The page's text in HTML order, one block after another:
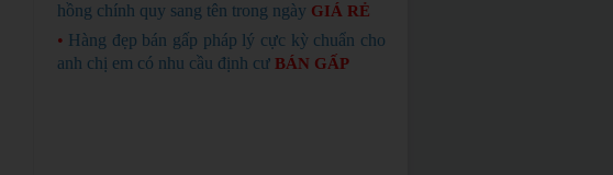
hồng chính quy sang tên trong ngày GIÁ RẺ
• Hàng đẹp bán gấp pháp lý cực kỳ chuẩn cho
anh chị em có nhu cầu định cư BÁN GẤP